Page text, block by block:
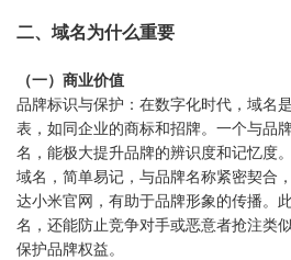
二、域名为什么重要
（一）商业价值
品牌标识与保护：在数字化时代，域名
表，如同企业的商标和招牌。一个与品
名，能极大提升品牌的辨识度和记忆度
域名，简单易记，与品牌名称紧密契合
达小米官网，有助于品牌形象的传播。
名，还能防止竞争对手或恶意者抢注类
保护品牌权益。